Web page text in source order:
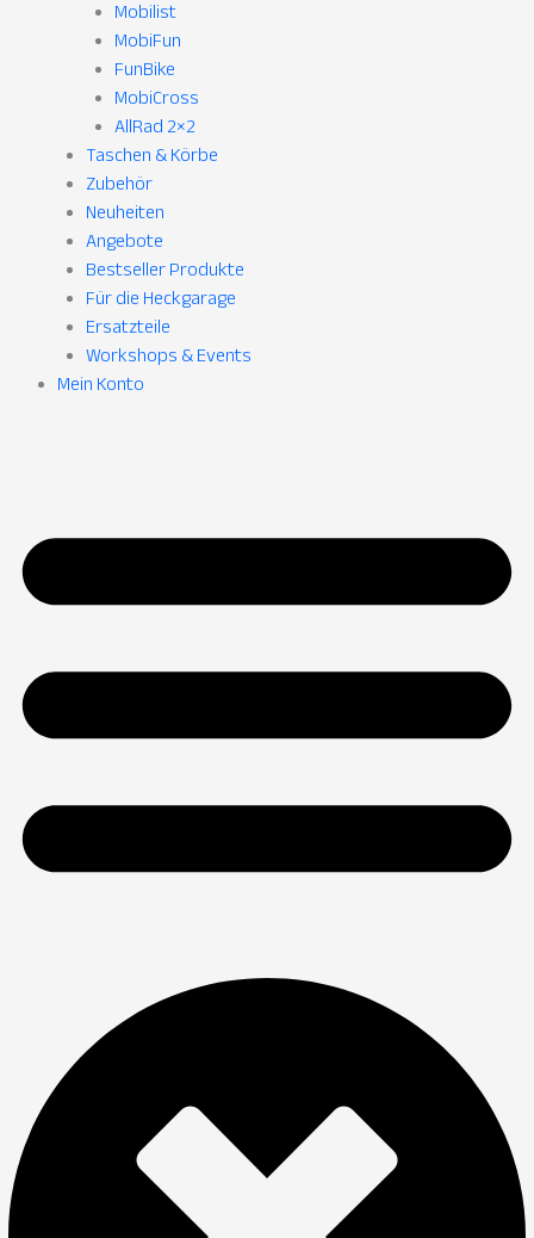
Mobilist
MobiFun
FunBike
MobiCross
AllRad 2×2
Taschen & Körbe
Zubehör
Neuheiten
Angebote
Bestseller Produkte
Für die Heckgarage
Ersatzteile
Workshops & Events
Mein Konto